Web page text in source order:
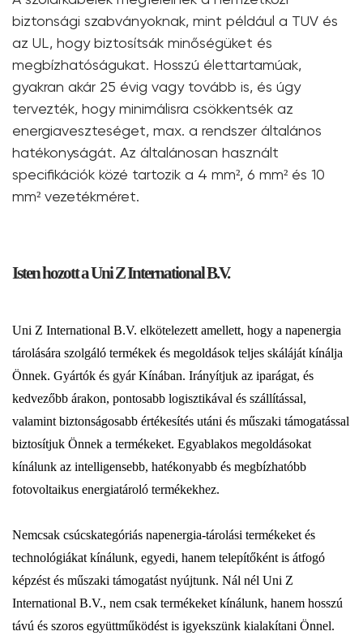
biztonsági szabványoknak, mint például a TUV és
az UL, hogy biztosítsák minőségüket és
megbízhatóságukat. Hosszú élettartamúak,
gyakran akár 25 évig vagy tovább is, és úgy
tervezték, hogy minimálisra csökkentsék az
energiaveszteséget, max. a rendszer általános
hatékonyságát. Az általánosan használt
specifikációk közé tartozik a 4 mm², 6 mm² és 10
mm² vezetékméret.
Isten hozott a Uni Z International B.V.
Uni Z International B.V. elkötelezett amellett, hogy a napenergia
tárolására szolgáló termékek és megoldások teljes skáláját kínálja
Önnek. Gyártók és gyár Kínában. Irányítjuk az iparágat, és
kedvezőbb árakon, pontosabb logisztikával és szállítással,
valamint biztonságosabb értékesítés utáni és műszaki támogatással
biztosítjuk Önnek a termékeket. Egyablakos megoldásokat
kínálunk az intelligensebb, hatékonyabb és megbízhatóbb
fotovoltaikus energiatároló termékekhez.
Nemcsak csúcskategóriás napenergia-tárolási termékeket és
technológiákat kínálunk, egyedi, hanem telepítőként is átfogó
képzést és műszaki támogatást nyújtunk. Nál nél Uni Z
International B.V., nem csak termékeket kínálunk, hanem hosszú
távú és szoros együttműködést is igyekszünk kialakítani Önnel.